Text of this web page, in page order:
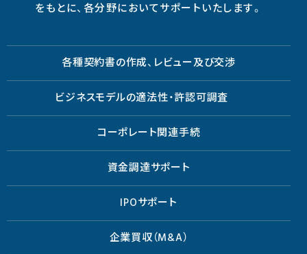
をもとに、各分野においてサポートいたします。
各種契約書の作成、レビュー及び交渉
ビジネスモデルの適法性・許認可調査
コーポレート関連手続
資金調達サポート
IPOサポート
企業買収（M&A）